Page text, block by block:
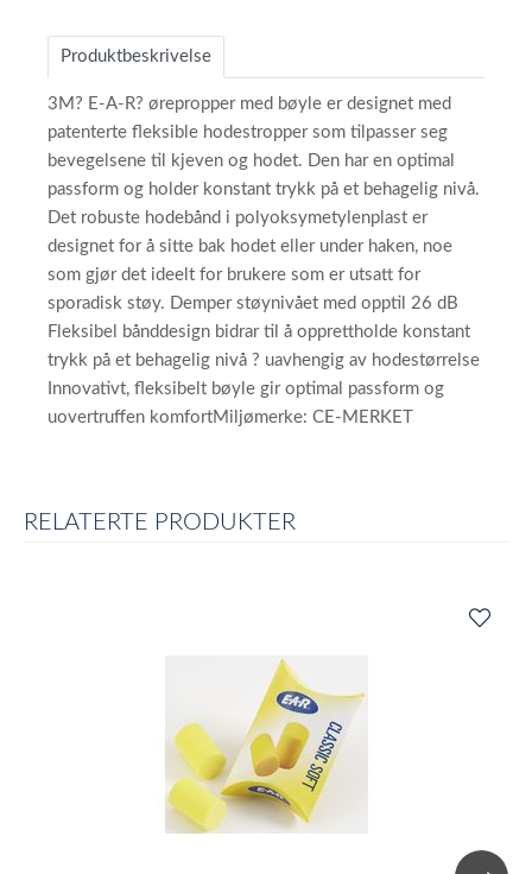
Produktbeskrivelse
3M? E-A-R? ørepropper med bøyle er designet med
patenterte fleksible hodestropper som tilpasser seg
bevegelsene til kjeven og hodet. Den har en optimal
passform og holder konstant trykk på et behagelig nivå.
Det robuste hodebånd i polyoksymetylenplast er
designet for å sitte bak hodet eller under haken, noe
som gjør det ideelt for brukere som er utsatt for
sporadisk støy. Demper støynivået med opptil 26 dB
Fleksibel bånddesign bidrar til å opprettholde konstant
trykk på et behagelig nivå ? uavhengig av hodestørrelse
Innovativt, fleksibelt bøyle gir optimal passform og
uovertruffen komfortMiljømerke: CE-MERKET
RELATERTE PRODUKTER